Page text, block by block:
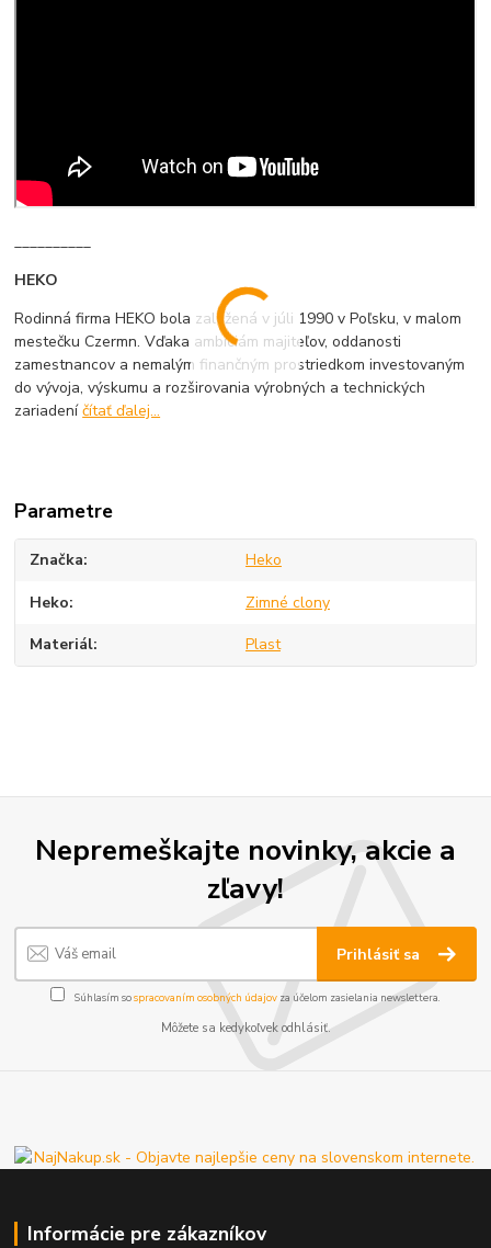
HEKO
Rodinná firma HEKO bola založená v júli 1990 v Poľsku, v malom
mestečku Czermn. Vďaka ambíciám majiteľov, oddanosti
zamestnancov a nemalým finančným prostriedkom investovaným
do vývoja, výskumu a rozširovania výrobných a technických
zariadeníčítať ďalej...
Parametre
Značka Heko
Heko Zimné clony
Materiál Plast
Nepremeškajte novinky, akcie a
zľavy!
Prihlásiť sa
Súhlasím sospracovaním osobných údajov za účelom zasielania newslettera.
Môžete sa kedykoľvek odhlásiť.
Informácie pre zákazníkov